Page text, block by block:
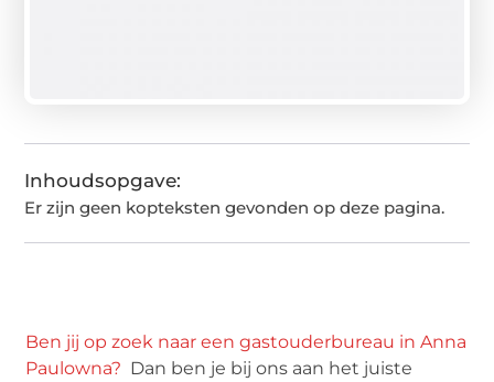
Inhoudsopgave:
Er zijn geen kopteksten gevonden op deze pagina.
Ben jij op zoek naar een gastouderbureau in Anna
Paulowna? Dan ben je bij ons aan het juiste